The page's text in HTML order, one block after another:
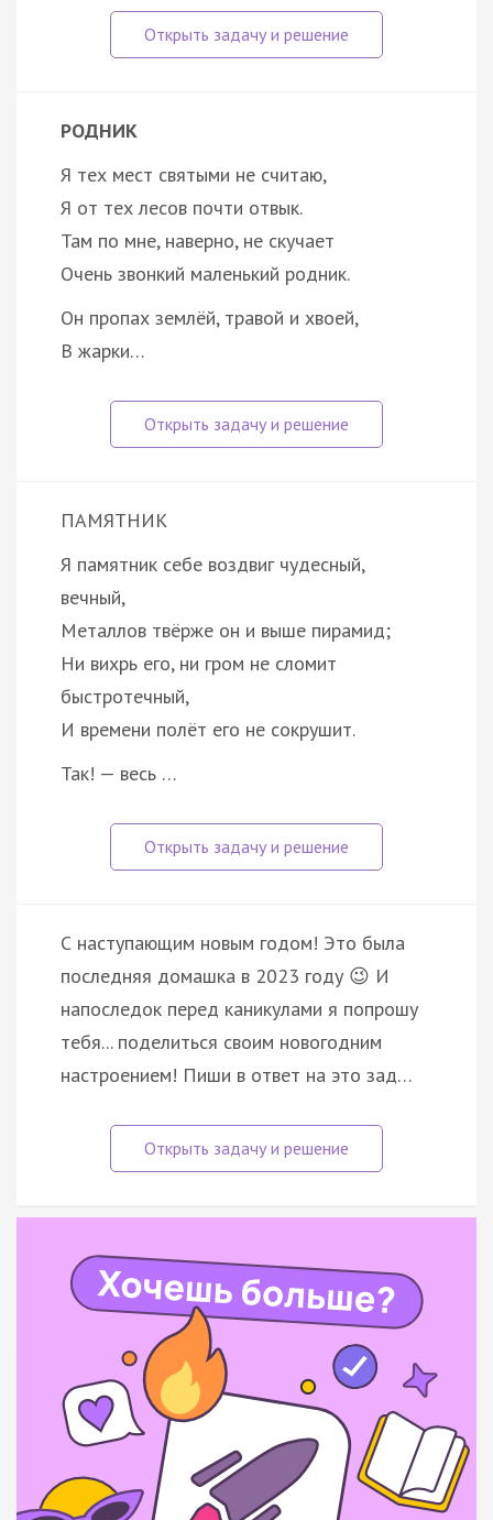
РОДНИК
Я тех мест святыми не считаю,
Я от тех лесов почти отвык.
Там по мне, наверно, не скучает
Очень звонкий маленький родник.
Он пропах землёй, травой и хвоей,
В жарки…
ПАМЯТНИК
Я памятник себе воздвиг чудесный,
вечный,
Металлов твёрже он и выше пирамид;
Ни вихрь его, ни гром не сломит
быстротечный,
И времени полёт его не сокрушит.
Так! — весь …
С наступающим новым годом! Это была
последняя домашка в 2023 году 😉 И
напоследок перед каникулами я попрошу
тебя... поделиться своим новогодним
настроением! Пиши в ответ на это зад…